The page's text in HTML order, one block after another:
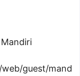
guest/mand